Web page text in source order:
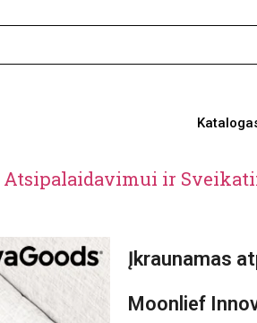
Atsipalaidavimui ir
Įkraunamas
Moonlief